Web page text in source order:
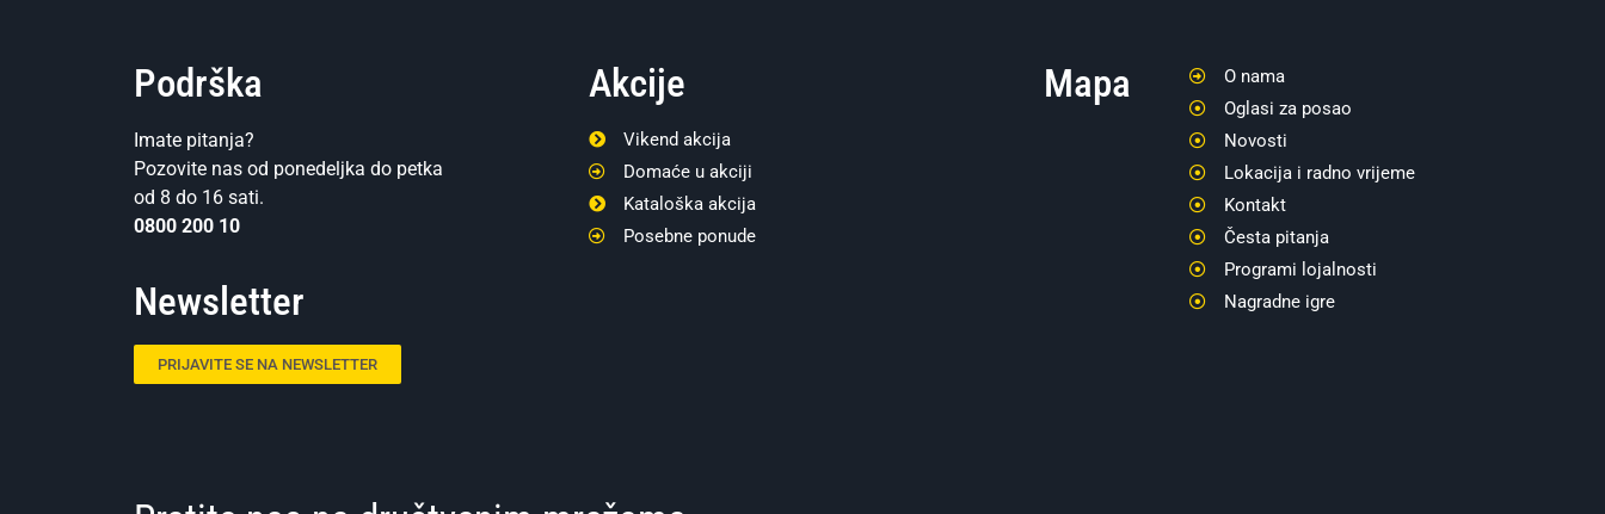
Podrška
Imate pitanja?
Pozovite nas od ponedeljka do petka
od 8 do 16 sati.
0800 200 10
Newsletter
PRIJAVITE SE NA NEWSLETTER
Akcije
Vikend akcija
Domaće u akciji
Kataloška akcija
Posebne ponude
Mapa
O nama
Oglasi za posao
Novosti
Lokacija i radno vrijeme
Kontakt
Česta pitanja
Programi lojalnosti
Nagradne igre